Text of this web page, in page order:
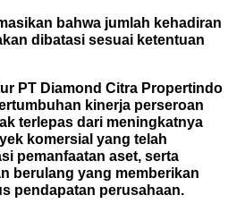
bahwa jumlah kehadiran
dibatasi sesuai ketentuan
PT Diamond Citra Propertindo
kinerja perseroan
terlepas dari meningkatnya
komersial yang telah
pemanfaatan aset, serta
berulang yang memberikan
pendapatan perusahaan.